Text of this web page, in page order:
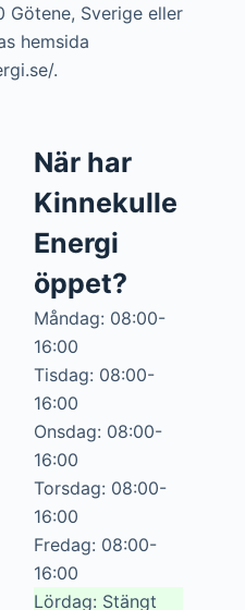
Sverige eller
hemsida
.
När har
Kinnekulle
Energi
öppet?
Måndag: 08:00-
16:00
Tisdag: 08:00-
16:00
Onsdag: 08:00-
16:00
Torsdag: 08:00-
16:00
Fredag: 08:00-
16:00
Lördag: Stängt